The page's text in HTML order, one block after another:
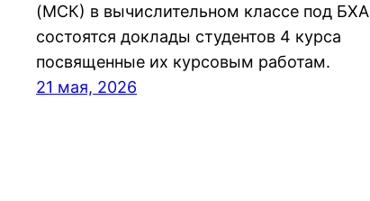
(МСК) в вычислительном классе под БХА
состоятся доклады студентов 4 курса
посвященные их курсовым работам.
21 мая, 2026